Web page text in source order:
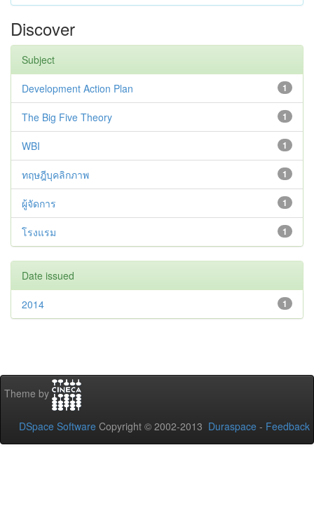
Discover
Subject
1
Development Action Plan
1
The Big Five Theory
1
WBI
1
ทฤษฎีบุคลิกภาพ
1
ผู้จัดการ
1
โรงแรม
Date issued
1
2014
Theme by
DSpace Software Copyright © 2002-2013 Duraspace - Feedback